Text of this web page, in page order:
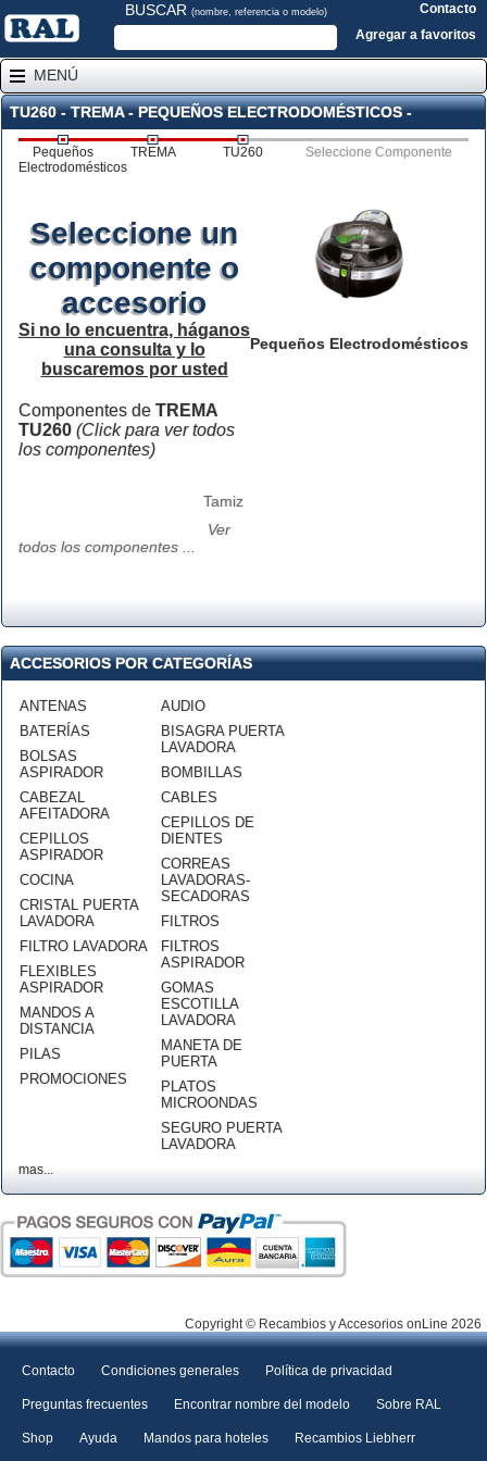
BUSCAR (nombre, referencia o modelo)
Contacto
Agregar a favoritos
MENÚ
TU260 - TREMA - PEQUEÑOS ELECTRODOMÉSTICOS -
Pequeños
Electrodomésticos
TREMA TU260 Seleccione Componente
Pequeños Electrodomésticos
Seleccione un
componente o
accesorio
Si no lo encuentra, háganos
una consulta y lo
buscaremos por usted
Componentes de TREMA
TU260 (Click para ver todos
los componentes)
Tamiz
Ver
todos los componentes ...
ACCESORIOS POR CATEGORÍAS
ANTENAS
BATERÍAS
BOLSAS
ASPIRADOR
CABEZAL
AFEITADORA
CEPILLOS
ASPIRADOR
COCINA
CRISTAL PUERTA
LAVADORA
FILTRO LAVADORA
FLEXIBLES
ASPIRADOR
MANDOS A
DISTANCIA
PILAS
PROMOCIONES
AUDIO
BISAGRA PUERTA
LAVADORA
BOMBILLAS
CABLES
CEPILLOS DE
DIENTES
CORREAS
LAVADORAS-
SECADORAS
FILTROS
FILTROS
ASPIRADOR
GOMAS
ESCOTILLA
LAVADORA
MANETA DE
PUERTA
PLATOS
MICROONDAS
SEGURO PUERTA
LAVADORA
mas...
Copyright © Recambios y Accesorios onLine 2026
Contacto Condiciones generales Política de privacidad
Preguntas frecuentes Encontrar nombre del modelo Sobre RAL
Shop Ayuda Mandos para hoteles Recambios Liebherr